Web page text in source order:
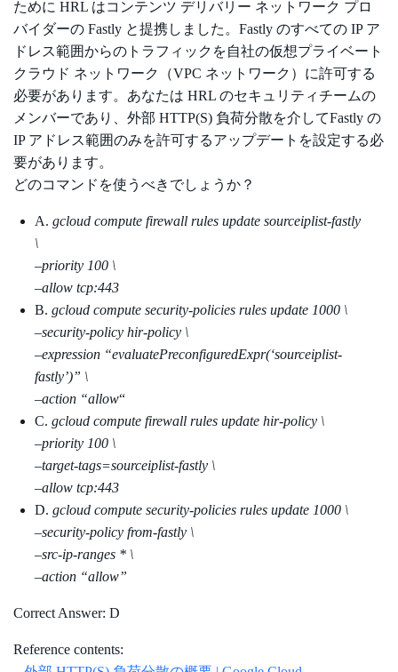
ために HRL はコンテンツ デリバリー ネットワーク プロ
バイダーの Fastly と提携しました。Fastly のすべての IP ア
ドレス範囲からのトラフィックを自社の仮想プライベート
クラウド ネットワーク（VPC ネットワーク）に許可する
必要があります。あなたは HRL のセキュリティチームの
メンバーであり、外部 HTTP(S) 負荷分散を介してFastly の
IP アドレス範囲のみを許可するアップデートを設定する必
要があります。
どのコマンドを使うべきでしょうか？
A. gcloud compute firewall rules update sourceiplist-fastly
\
–priority 100 \
–allow tcp:443
B. gcloud compute security-policies rules update 1000 \
–security-policy hir-policy \
–expression “evaluatePreconfiguredExpr(‘sourceiplist-
fastly’)” \
–action “allow“
C. gcloud compute firewall rules update hir-policy \
–priority 100 \
–target-tags=sourceiplist-fastly \
–allow tcp:443
D. gcloud compute security-policies rules update 1000 \
–security-policy from-fastly \
–src-ip-ranges * \
–action “allow”
Correct Answer: D
Reference contents: